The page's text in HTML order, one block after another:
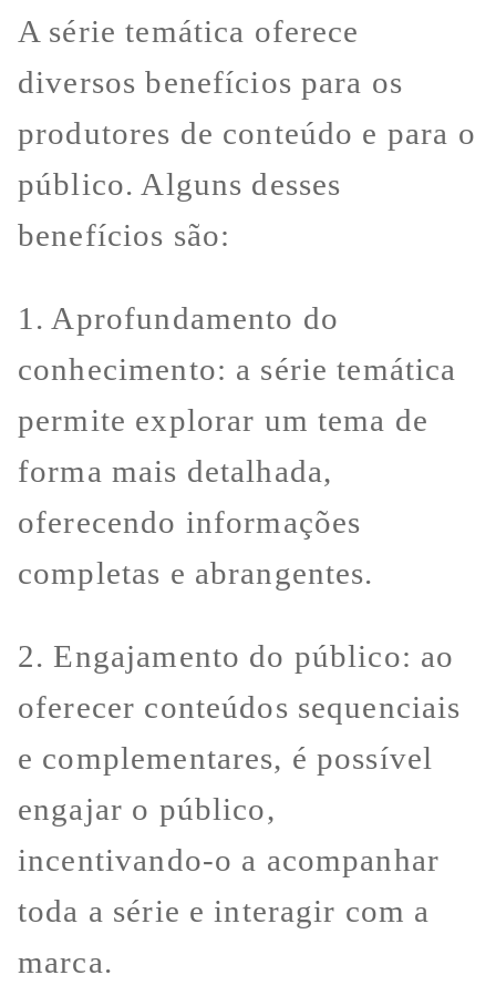
A série temática oferece
diversos benefícios para os
produtores de conteúdo e para o
público. Alguns desses
benefícios são:
1. Aprofundamento do
conhecimento: a série temática
permite explorar um tema de
forma mais detalhada,
oferecendo informações
completas e abrangentes.
2. Engajamento do público: ao
oferecer conteúdos sequenciais
e complementares, é possível
engajar o público,
incentivando-o a acompanhar
toda a série e interagir com a
marca.